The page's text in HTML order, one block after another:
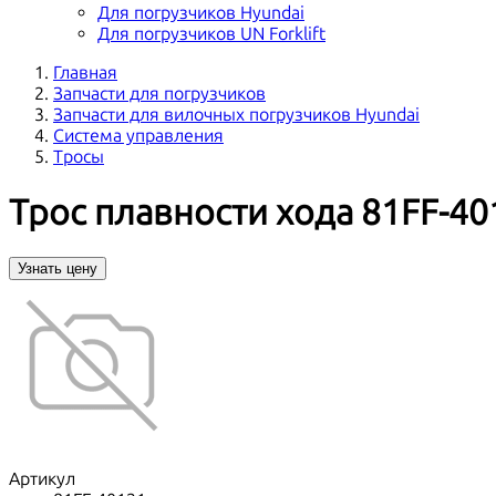
Для погрузчиков Hyundai
Для погрузчиков UN Forklift
Главная
Запчасти для погрузчиков
Запчасти для вилочных погрузчиков Hyundai
Система управления
Тросы
Трос плавности хода 81FF-
Узнать цену
Артикул